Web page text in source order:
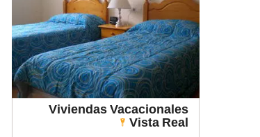
Viviendas Vacacionales
Vista Real